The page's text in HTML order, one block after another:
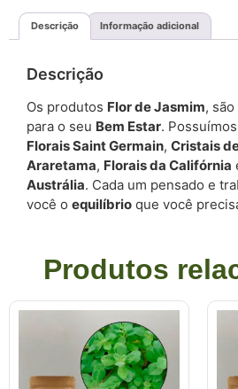
Descrição Informação adicional
Descrição
Os produtos Flor de Jasmim,
para o seu Bem Estar. Possuímos
Florais Saint Germain, Cristais
Araretama, Florais da Califórnia
Austrália. Cada um pensado e
você o equilíbrio que você
Produtos